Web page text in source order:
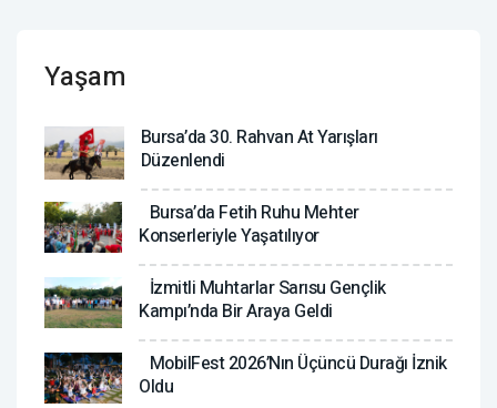
Yaşam
Bursa’da 30. Rahvan At Yarışları
Düzenlendi
Bursa’da Fetih Ruhu Mehter
Konserleriyle Yaşatılıyor
İzmitli Muhtarlar Sarısu Gençlik
Kampı’nda Bir Araya Geldi
MobilFest 2026’nın Üçüncü Durağı İznik
Oldu